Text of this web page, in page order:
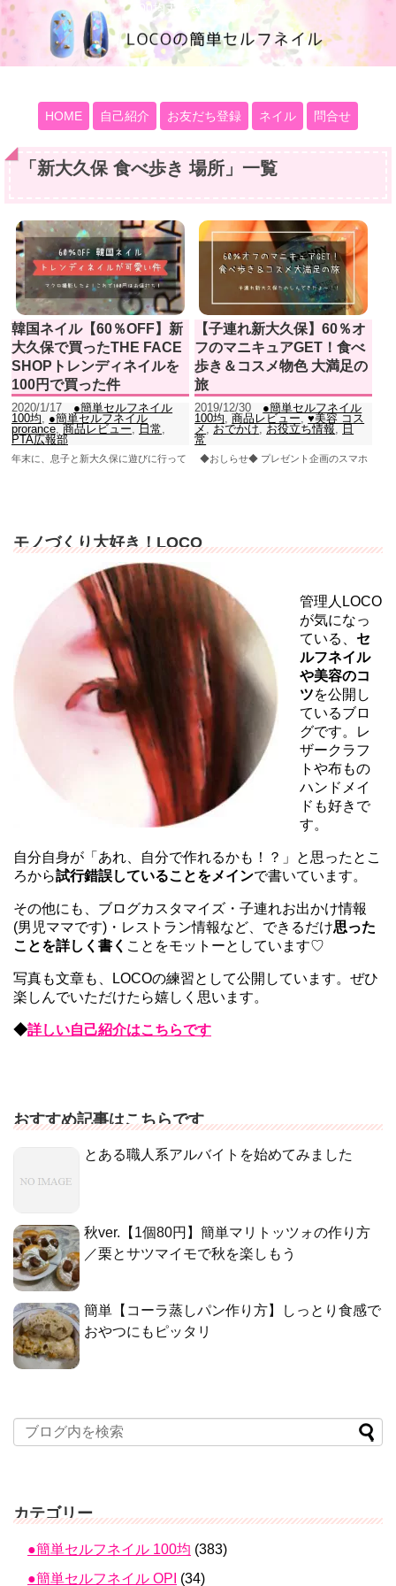
100均大好きママブログ
HOME 自己紹介 お友だち登録 ネイル 問合せ
「 新大久保 食べ歩き 場所 」 一覧
韓国ネイル【60％OFF】新
大久保で買ったTHE FACE
SHOPトレンディネイルを
100円で買った件
2020/1/17
●簡単セルフネイル
100均, ●簡単セルフネイル
prorance, 商品レビュー, 日常,
PTA広報部
年末に、息子と新大久保に遊びに行って
【子連れ新大久保】60％オ
フのマニキュアGET！食べ
歩き＆コスメ物色 大満足の
旅
2019/12/30
●簡単セルフネイル
100均,商品レビュー,♥美容 コス
メ , おでかけ, お役立ち情報, 日
常
◆おしらせ◆ プレゼント企画のスマホ
モノづくり大好き！LOCO
管理人LOCO
が気になっ
ている、 セ
ルフネイル
や美容のコ
ツを公開し
ているブロ
グです。レ
ザークラフ
トや布もの
ハンドメイ
ドも好きで
す。
自分自身が「あれ、自分で作れるかも！？」と思ったとこ
ろから試行錯誤していることをメインで書いています。
その他にも、ブログカスタマイズ・子連れお出かけ情報
(男児ママです)・レストラン情報など、できるだけ思った
ことを詳しく書く ことをモットーとしています♡
写真も文章も、LOCOの練習として公開しています。ぜひ
楽しんでいただけたら嬉しく思います。
◆詳しい自己紹介はこちらです
おすすめ記事はこちらです
とある職人系アルバイトを始めてみました
秋ver.【1個80円】簡単マリトッツォの作り方
／栗とサツマイモで秋を楽しもう
簡単【コーラ蒸しパン作り方】しっとり食感で
おやつにもピッタリ
カテゴリー
●簡単セルフネイル 100均 (383)
●簡単セルフネイル OPI (34)